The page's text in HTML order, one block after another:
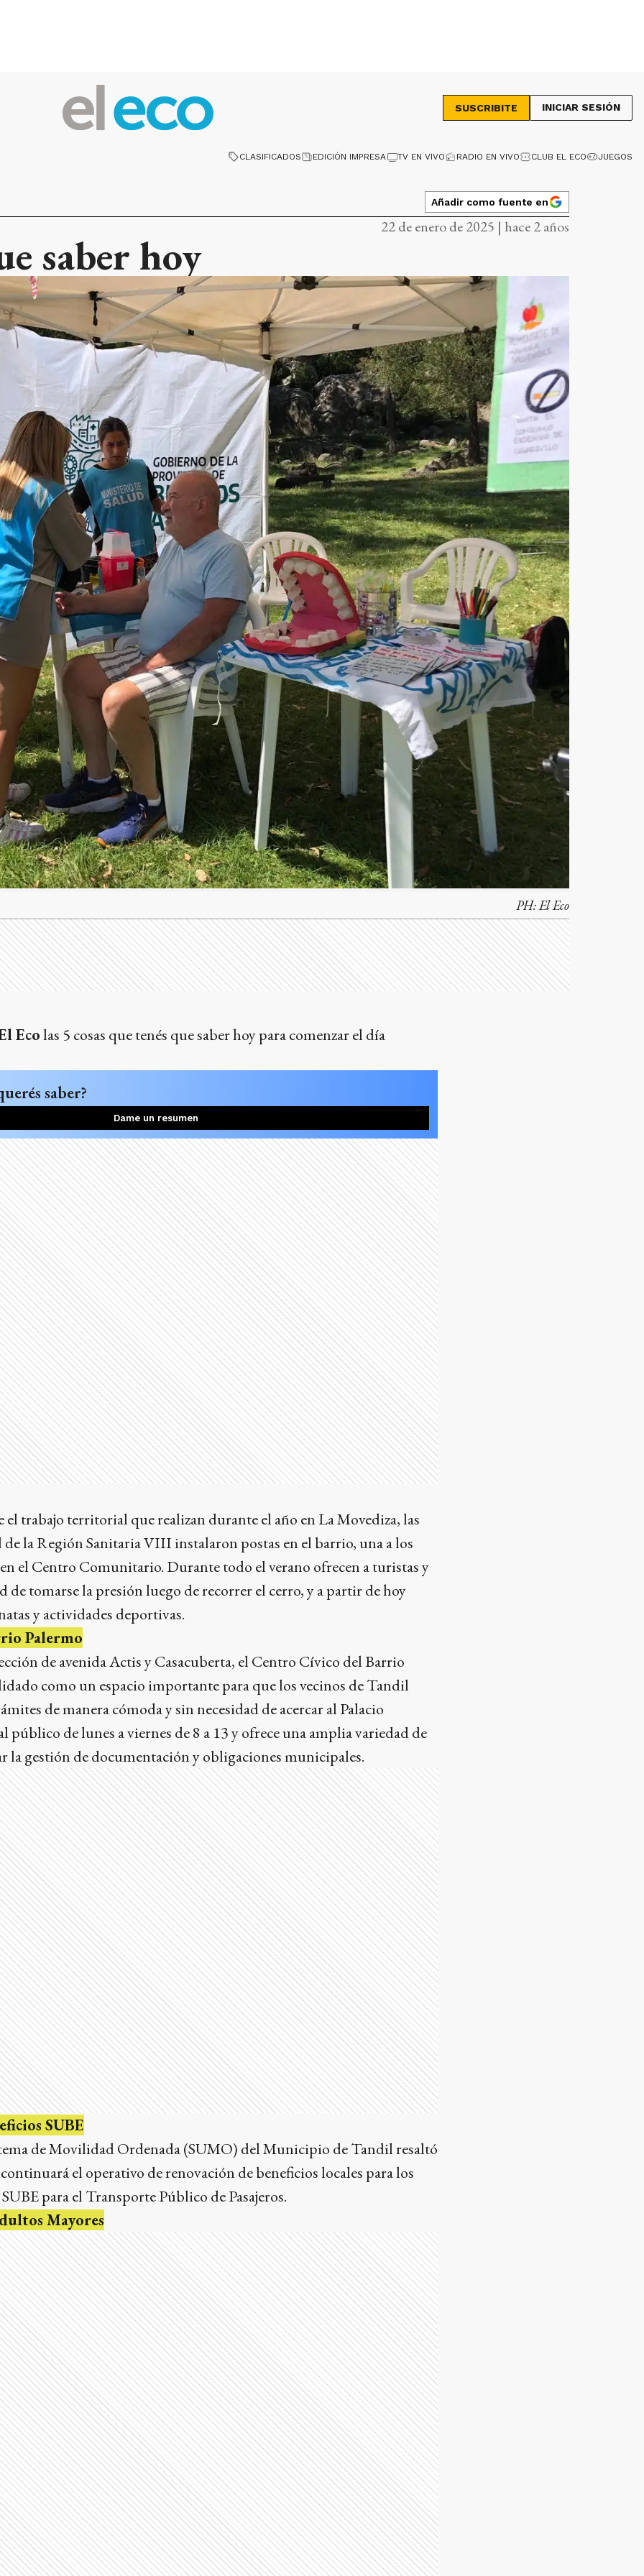
SUSCRIBITE INICIAR SESIÓN
CLASIFICADOS EDICIÓN IMPRESA TV EN VIVO RADIO EN VIVO CLUB EL ECO JUEGOS
Añadir como fuente en
22 de enero de 2025 | hace 2 años
saber hoy
PH:El Eco
Ecolas 5 cosas que tenés que saber hoy para comenzar el día
saber?
Dame un resumen
el trabajo territorial que realizan durante el año en La Movediza, las
la Región Sanitaria VIII instalaron postas en el barrio, una a los
el Centro Comunitario. Durante todo el verano ofrecen a turistas y
de tomarse la presión luego de recorrer el cerro, y a partir de hoy
y actividades deportivas.
Palermo
de avenida Actis y Casacuberta, el Centro Cívico del Barrio
como un espacio importante para que los vecinos de Tandil
de manera cómoda y sin necesidad de acercar al Palacio
de lunes a viernes de 8 a 13 y ofrece una amplia variedad de
la gestión de documentación y obligaciones municipales.
SUBE
de Movilidad Ordenada (SUMO) del Municipio de Tandil resaltó
el operativo de renovación de beneficios locales para los
para el Transporte Público de Pasajeros.
Mayores